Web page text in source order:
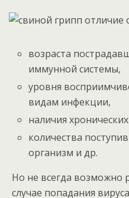
возраста
иммунной системы,
уровня
видам инфекции,
наличия
количества
организм и др.
Но не всегда возможно
случае попадания